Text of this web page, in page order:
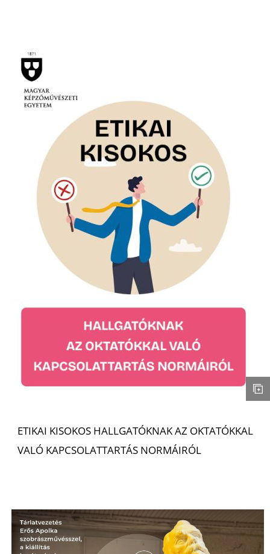
ETIKAI KISOKOS HALLGATÓKNAK AZ OKTATÓKKAL
VALÓ KAPCSOLATTARTÁS NORMÁIRÓL